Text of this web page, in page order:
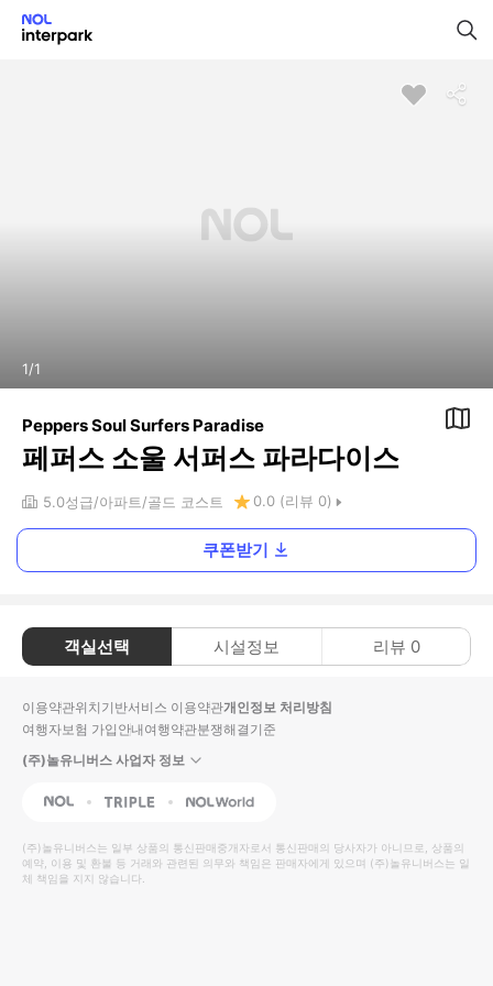
1/1
Peppers Soul Surfers Paradise
페퍼스 소울 서퍼스 파라다이스
5.0성급 아파트 골드 코스트 0.0 (리뷰 0)
쿠폰받기
객실선택 시설정보 리뷰 0
이용약관위치기반서비스 이용약관개인정보 처리방침
여행자보험 가입안내여행약관분쟁해결기준
(주)놀유니버스 사업자 정보
NOL Triple Interpark Global
(주)놀유니버스는 일부 상품의 통신판매중개자로서 통신판매의 당사자가 아니므로, 상품의
예약, 이용 및 환불 등 거래와 관련된 의무와 책임은 판매자에게 있으며 (주)놀유니버스는 일
체 책임을 지지 않습니다.